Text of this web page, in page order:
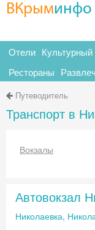
ВКрыминфо
Отели
Рестораны
Путеводитель
Транспорт в
Вокзалы
Автовокзал
Николаевка,